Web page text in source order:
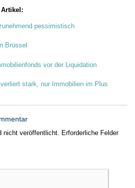
pessimistisch
Brüssel
vor der Liquidation
stark, nur Immobilien im Plus
nicht veröffentlicht. Erforderliche Felder